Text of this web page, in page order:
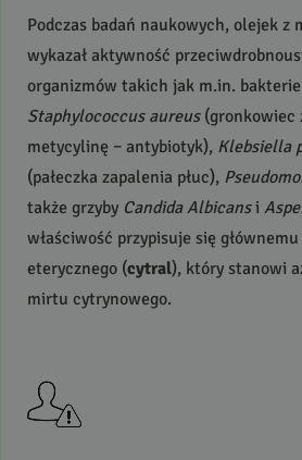
Podczas badań naukowych, olejek
wykazał aktywność
organizmów takich jak m.in. bakterie
Staphylococcus aureus(gronkowiec
metycylinę – antybiotyk), Klebsiella
(pałeczka zapalenia płuc),
także grzyby Candida Albicansi
właściwość przypisuje się
eterycznego (cytral), który stanowi
mirtu cytrynowego.